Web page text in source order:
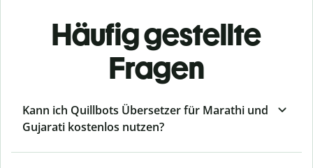
Häufig gestellte
Fragen
Kann ich Quillbots Übersetzer für Marathi und
Gujarati kostenlos nutzen?